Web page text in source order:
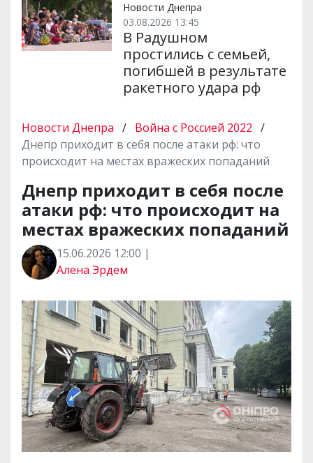
Новости Днепра
03.08.2026 13:45
В Радушном
простились с семьей,
погибшей в результате
ракетного удара рф
Новости Днепра / Война с Россией 2022 /
Днепр приходит в себя после атаки рф: что
происходит на местах вражеских попаданий
Днепр приходит в себя после
атаки рф: что происходит на
местах вражеских попаданий
15.06.2026 12:00 |
Алена Эрдем